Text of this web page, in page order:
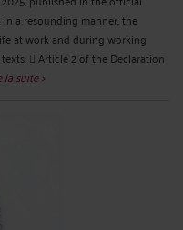
a resounding manner, the
at work and during working
 Article 2 of the Declaration
la suite >